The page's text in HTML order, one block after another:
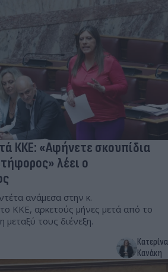
ΚΚΕ: «Αφήνετε σκουπίδια
λέει ο
ανάμεσα στην κ.
ΚΚΕ, αρκετούς μήνες μετά από το
μεταξύ τους διένεξη.
Κατερίνα
Κανάκη